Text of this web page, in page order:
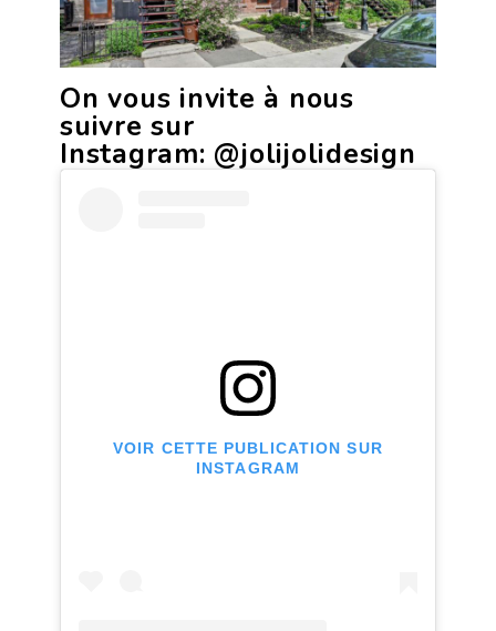
On vous invite à nous
suivre sur
Instagram: @jolijolidesign
VOIR CETTE PUBLICATION SUR
INSTAGRAM